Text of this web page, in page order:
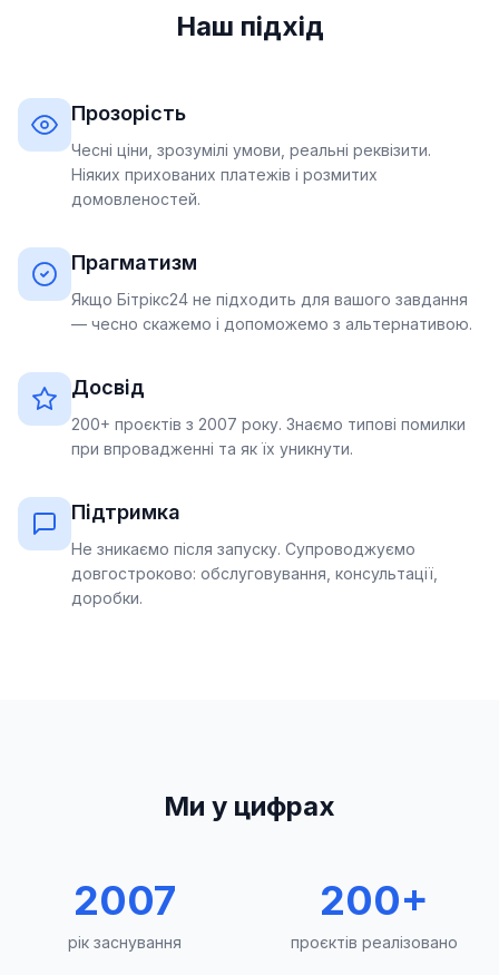
Наш підхід
Прозорість
Чесні ціни, зрозумілі умови, реальні реквізити.
Ніяких прихованих платежів і розмитих
домовленостей.
Прагматизм
Якщо Бітрікс24 не підходить для вашого завдання
— чесно скажемо і допоможемо з альтернативою.
Досвід
200+ проєктів з 2007 року. Знаємо типові помилки
при впровадженні та як їх уникнути.
Підтримка
Не зникаємо після запуску. Супроводжуємо
довгостроково: обслуговування, консультації,
доробки.
Ми у цифрах
2007
рік заснування
200+
проєктів реалізовано